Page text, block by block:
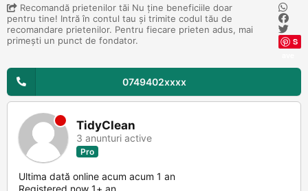
Recomandă prietenilor tăi Nu ține beneficiile doar
pentru tine! Intră în contul tau și trimite codul tău de
recomandare prietenilor. Pentru fiecare prieten adus, mai
primești un punct de fondator.
S
0749402xxxx
TidyClean
3 anunturi active
Pro
Ultima dată online acum acum 1 an
Registered now 1+ an